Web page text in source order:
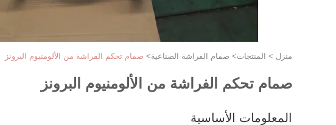
منزل > المنتجات> صمام الفراشة الصناعية> صمام تحكم الفراشة من الألومنيوم البرونز
صمام تحكم الفراشة من الألومنيوم البرونز
المعلومات الأساسية